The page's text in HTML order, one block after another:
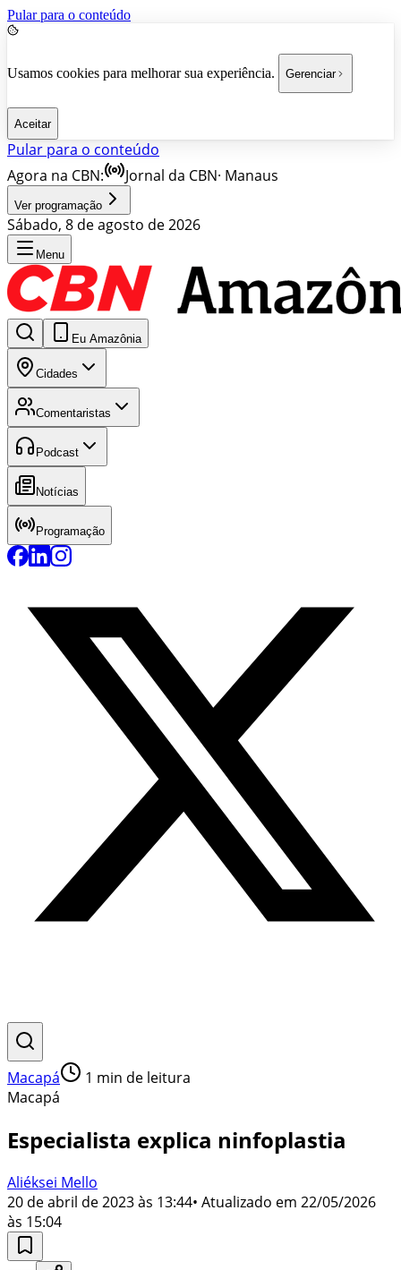
Pular para o conteúdo
Usamos cookies para melhorar sua experiência. Gerenciar
Aceitar
Pular para o conteúdo
Agora na CBN:
Jornal da CBN· Manaus
Ver programação
Sábado, 8 de agosto de 2026
Menu
Eu Amazônia
Cidades
Comentaristas
Podcast
Notícias
Programação
Macapá 1 min de leitura
Macapá
Especialista explica ninfoplastia
Aliéksei Mello
20 de abril de 2023 às 13:44• Atualizado em 22/05/2026
às 15:04